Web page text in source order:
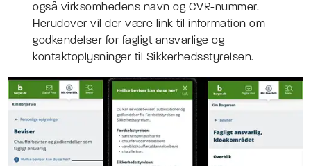
også virksomhedens navn og CVR-nummer.
Herudover vil der være link til information om
godkendelser for fagligt ansvarlige og
kontaktoplysninger til Sikkerhedsstyrelsen.